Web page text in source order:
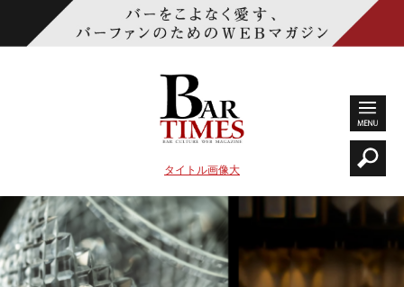
タイトル画像大